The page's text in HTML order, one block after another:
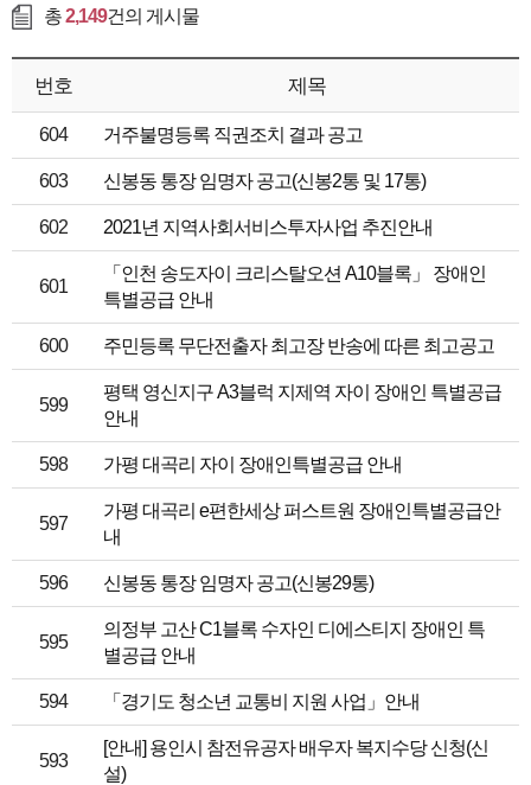
총2,149건의 게시물
번호 제목
604 거주불명등록 직권조치 결과 공고
603 신봉동 통장 임명자 공고(신봉2통 및 17통)
602 2021년 지역사회서비스투자사업 추진안내
601
「인천 송도자이 크리스탈오션 A10블록」 장애인
특별공급 안내
600 주민등록 무단전출자 최고장 반송에 따른 최고공고
599
평택 영신지구 A3블럭 지제역 자이 장애인 특별공급
안내
598 가평 대곡리 자이 장애인특별공급 안내
597
가평 대곡리 e편한세상 퍼스트원 장애인특별공급안
내
596 신봉동 통장 임명자 공고(신봉29통)
595
의정부 고산 C1블록 수자인 디에스티지 장애인 특
별공급 안내
594 「경기도 청소년 교통비 지원 사업」안내
593
[안내] 용인시 참전유공자 배우자 복지수당 신청(신
설)